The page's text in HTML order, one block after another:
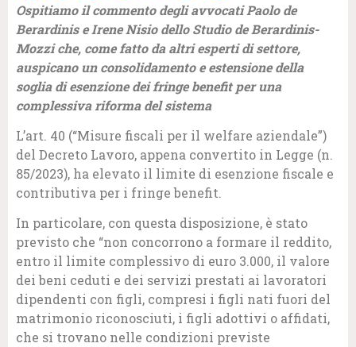
Ospitiamo il commento degli avvocati Paolode
Berardinis e Irene Nisio delloStudiodeBerardinis-
Mozzi che, come fatto da altri esperti di settore,
auspicano un consolidamento e estensione della
soglia di esenzione dei fringe benefit per una
complessiva riforma del sistema
L’art. 40 (“Misure fiscali per il welfare aziendale”)
del Decreto Lavoro, appena convertito in Legge (n.
85/2023), ha elevato il limite di esenzione fiscale e
contributiva per i fringe benefit.
In particolare, con questa disposizione, è stato
previsto che “non concorrono a formare il reddito,
entro il limite complessivo di euro 3.000, il valore
dei beni ceduti e dei servizi prestati ai lavoratori
dipendenti con figli, compresi i figli nati fuori del
matrimonio riconosciuti, i figli adottivi o affidati,
che si trovano nelle condizioni previste